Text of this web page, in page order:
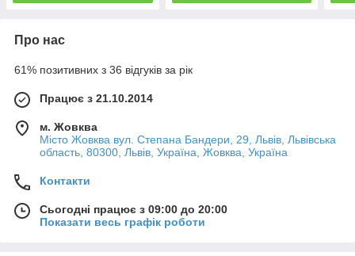
Про нас
61% позитивних з 36 відгуків за рік
Працює з 21.10.2014
м. Жовква
Місто Жовква вул. Степана Бандери, 29, Львів, Львівська
область, 80300, Львів, Україна, Жовква, Україна
Контакти
Сьогодні працює з 09:00 до 20:00
Показати весь графік роботи